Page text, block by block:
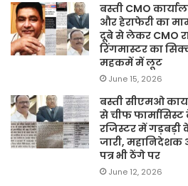
बस्ती CMO
और हेराफेरी का
दूबे से लेकर CMO
रिंगमास्टर का
महकमें में लूट
June 15, 2026
बस्ती सीएमओ
से चीफ फार्मासिस्ट
रजिस्टर में गड़बड़ी
जारी,
पत्र भी ठेंगे पर
June 12, 2026